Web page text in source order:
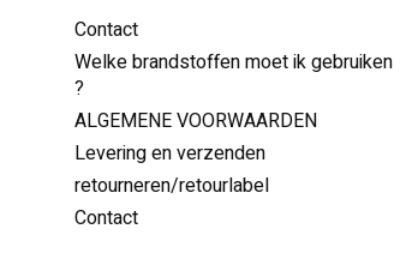
Contact
Welke brandstoffen moet ik gebruiken
?
ALGEMENE VOORWAARDEN
Levering en verzenden
retourneren/retourlabel
Contact